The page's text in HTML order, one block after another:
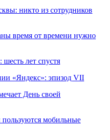
никто из сотрудников
время от времени нужно
шесть лет спустя
«Яндекс»: эпизод VII
День своей
мобильные